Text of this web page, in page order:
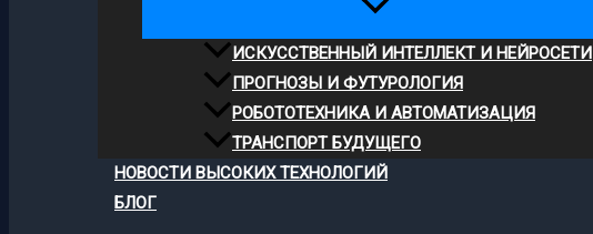
ИСКУССТВЕННЫЙ ИНТЕЛЛЕКТ И НЕЙРОСЕТИ
ПРОГНОЗЫ И ФУТУРОЛОГИЯ
РОБОТОТЕХНИКА И АВТОМАТИЗАЦИЯ
ТРАНСПОРТ БУДУЩЕГО
НОВОСТИ ВЫСОКИХ ТЕХНОЛОГИЙ
БЛОГ